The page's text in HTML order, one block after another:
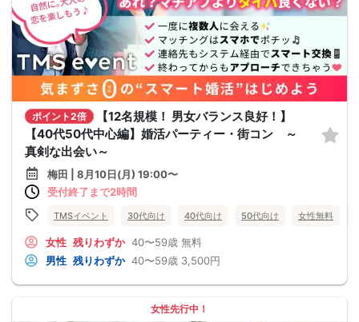
ポイント2倍
【12名規模！ 男女バランス良好！】
【40代50代中心編】婚活パーティー・街コン ～
真剣な出会い～
梅田 | 8月10日(月) 19:00〜
受付終了まで2時間
TMSイベント 30代向け 40代向け 50代向け 女性無料
女性 残りわずか 40〜59歳 無料
男性 残りわずか 40〜59歳 3,500円
女性先行中！